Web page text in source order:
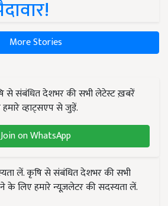
More Stories
से संबंधित देशभर की सभी लेटेस्ट ख़बरें
व्हाट्सएप से जुड़ें.
Join on WhatsApp
लें. कृषि से संबंधित देशभर की सभी
लिए हमारे न्यूज़लेटर की सदस्यता लें.